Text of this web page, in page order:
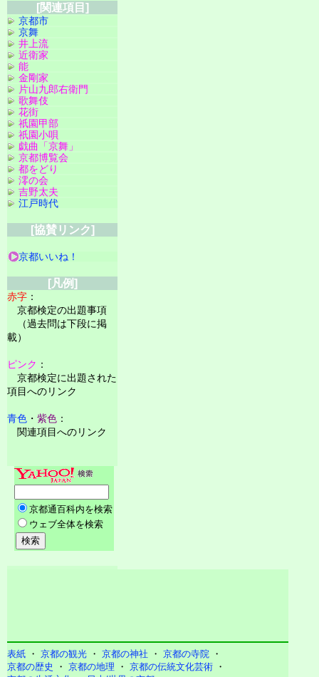
[関連項目]
京都市
京舞
井上流
近衛家
能
金剛家
片山九郎右衛門
歌舞伎
花街
祇園甲部
祇園小唄
戯曲「京舞」
京都博覧会
都をどり
澪の会
吉野太夫
江戸時代
[協賛リンク]
京都いいね！
[凡例]
赤字 ：
京都検定の出題事項
（過去問は下段に掲
載）
ピンク ：
京都検定に出題された
項目へのリンク
青色 ・ 紫色 ：
関連項目へのリンク
表紙 ・ 京都の観光 ・ 京都の神社 ・ 京都の寺院 ・
京都の歴史
・ 京都の地理 ・ 京都の伝統文化芸術 ・